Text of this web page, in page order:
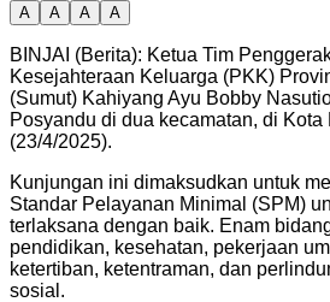
A A A A
BINJAI (Berita): Ketua Tim
Kesejahteraan Keluarga (PKK)
(Sumut) Kahiyang Ayu Bobby
Posyandu di dua kecamatan, di Kota
(23/4/2025).
Kunjungan ini dimaksudkan untuk
Standar Pelayanan Minimal (SPM)
terlaksana dengan baik. Enam
pendidikan, kesehatan, pekerjaan
ketertiban, ketentraman, dan
sosial.